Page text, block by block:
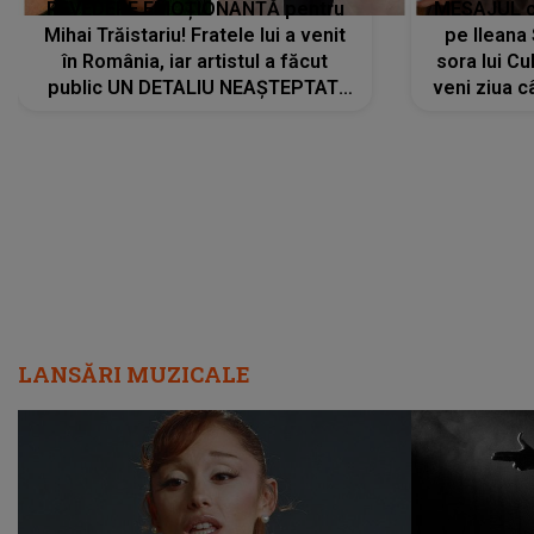
REVEDERE EMOȚIONANTĂ pentru
Mihai Trăistariu! Fratele lui a venit
în România, iar artistul a făcut
public UN DETALIU NEAȘTEPTAT:
MESAJUL
pe Ileana
sora lui
veni ziua
LANSĂRI MUZICALE